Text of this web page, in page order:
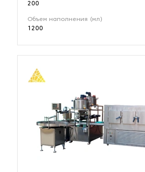
200
Объем наполнения (мл)
1200